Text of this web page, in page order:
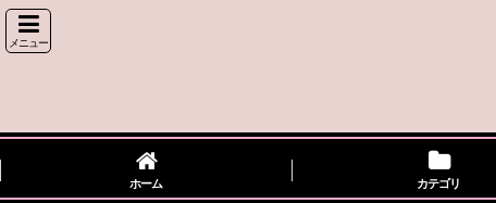
メニュー
ホーム カテゴリ